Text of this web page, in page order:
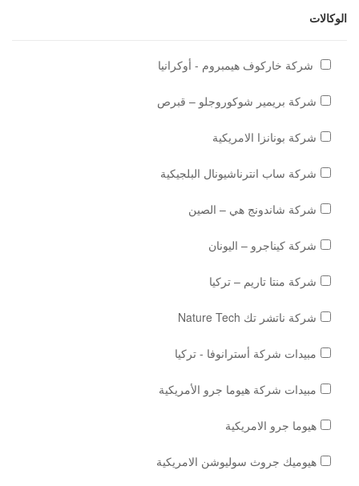
الوكالات
شركة خاركوف هيمبروم - أوكرانيا
شركة بريمير شوكوروجلو – قبرص
شركة بونانزا الامريكية
شركة ساب انترناشيونال البلجيكية
شركة شاندونج هي – الصين
شركة كيناجرو – اليونان
شركة منتا تاريم – تركيا
شركة ناتشر تك Nature Tech
مبيدات شركة أسترانوفا - تركيا
مبيدات شركة هيوما جرو الأمريكية
هيوما جرو الامريكية
هيوميك جروث سوليوشن الامريكية